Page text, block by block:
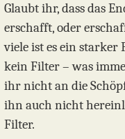
Glaubt ihr, dass das
erschafft, oder
viele ist es ein starker
kein Filter – was
ihr nicht an die
ihn auch nicht
Filter.